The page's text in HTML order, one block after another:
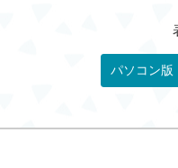
パソコン版